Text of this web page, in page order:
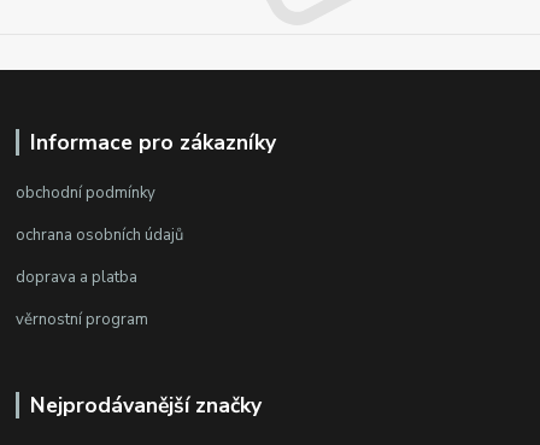
Informace pro zákazníky
obchodní podmínky
ochrana osobních údajů
doprava a platba
věrnostní program
Nejprodávanější značky